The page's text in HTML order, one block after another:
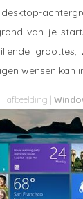
van je
wensen kan